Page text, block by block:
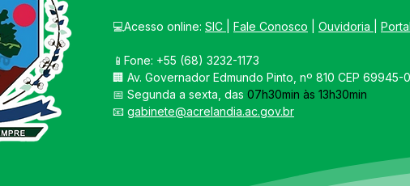
💻Acesso online: SIC Fale Conosco Ouvidoria
📱Fone: +55 (68) 3232-1173
🏢 Av. Governador Edmundo Pinto, nº 810 CEP
📅 Segunda a sexta, das 07h30min às 13h30min
📧 gabinete@acrelandia.ac.gov.br